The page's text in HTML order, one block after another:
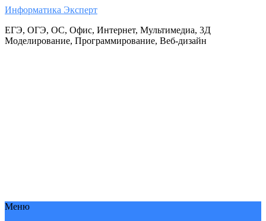
Информатика Эксперт
ЕГЭ, ОГЭ, ОС, Офис, Интернет, Мультимедиа, 3Д
Моделирование, Программирование, Веб-дизайн
Меню